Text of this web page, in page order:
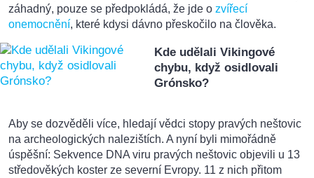
záhadný, pouze se předpokládá, že jde o zvířecí
onemocnění, které kdysi dávno přeskočilo na člověka.
Kde udělali Vikingové
chybu, když osidlovali
Grónsko?
Aby se dozvěděli více, hledají vědci stopy pravých neštovic
na archeologických nalezištích. A nyní byli mimořádně
úspěšní: Sekvence DNA viru pravých neštovic objevili u 13
středověkých koster ze severní Evropy. 11 z nich přitom